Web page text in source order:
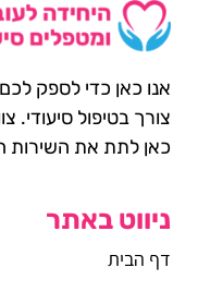
אנו כאן כדי לספק
צורך בטיפול סיעודי.
כאן לתת את השירות
ניווט באתר
דף הבית